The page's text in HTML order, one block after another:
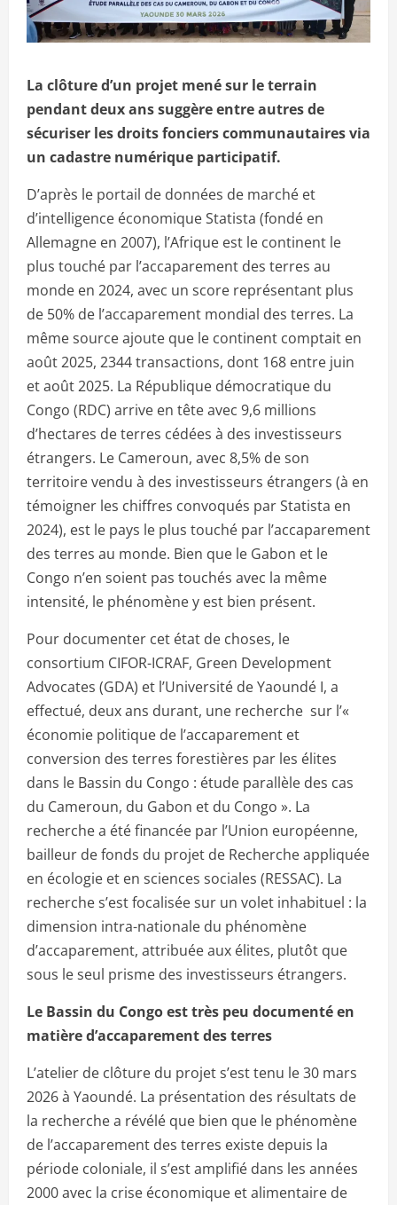
La clôture d’un projet mené sur le terrain
pendant deux ans suggère entre autres de
sécuriser les droits fonciers communautaires via
un cadastre numérique participatif.
D’après le portail de données de marché et
d’intelligence économique Statista (fondé en
Allemagne en 2007), l’Afrique est le continent le
plus touché par l’accaparement des terres au
monde en 2024, avec un score représentant plus
de 50% de l’accaparement mondial des terres. La
même source ajoute que le continent comptait en
août 2025, 2344 transactions, dont 168 entre juin
et août 2025. La République démocratique du
Congo (RDC) arrive en tête avec 9,6 millions
d’hectares de terres cédées à des investisseurs
étrangers. Le Cameroun, avec 8,5% de son
territoire vendu à des investisseurs étrangers (à en
témoigner les chiffres convoqués par Statista en
2024), est le pays le plus touché par l’accaparement
des terres au monde. Bien que le Gabon et le
Congo n’en soient pas touchés avec la même
intensité, le phénomène y est bien présent.
Pour documenter cet état de choses, le
consortium CIFOR-ICRAF, Green Development
Advocates (GDA) et l’Université de Yaoundé I, a
effectué, deux ans durant, une recherche sur l’«
économie politique de l’accaparement et
conversion des terres forestières par les élites
dans le Bassin du Congo : étude parallèle des cas
du Cameroun, du Gabon et du Congo ». La
recherche a été financée par l’Union européenne,
bailleur de fonds du projet de Recherche appliquée
en écologie et en sciences sociales (RESSAC). La
recherche s’est focalisée sur un volet inhabituel : la
dimension intra-nationale du phénomène
d’accaparement, attribuée aux élites, plutôt que
sous le seul prisme des investisseurs étrangers.
Le Bassin du Congo est très peu documenté en
matière d’accaparement des terres
L’atelier de clôture du projet s’est tenu le 30 mars
2026 à Yaoundé. La présentation des résultats de
la recherche a révélé que bien que le phénomène
de l’accaparement des terres existe depuis la
période coloniale, il s’est amplifié dans les années
2000 avec la crise économique et alimentaire de